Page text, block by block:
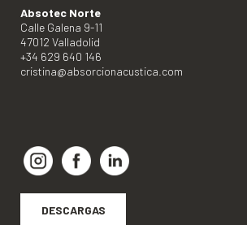
Absotec Norte
Calle Galena 9-11
47012 Valladolid
+34 629 640 146
cristina@absorcionacustica.com
DESCARGAS